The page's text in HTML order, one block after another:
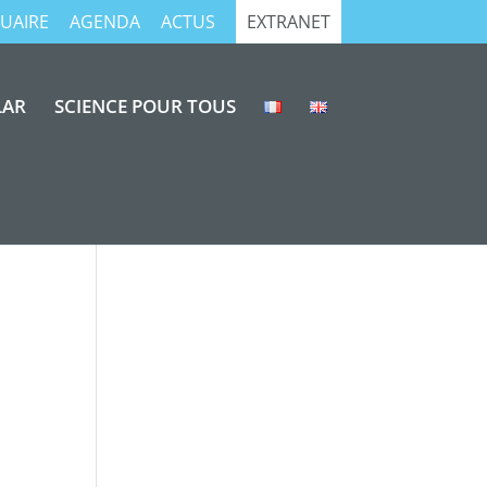
AGENDA ACTUS EXTRANET
SCIENCE POUR TOUS